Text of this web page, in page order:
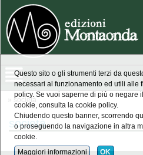
» società
società
Questo sito o gli strumenti terzi da
necessari al funzionamento ed utili alle
policy. Se vuoi saperne di più o negare
cookie, consulta la cookie policy.
Chiudendo questo banner, scorrendo
o proseguendo la navigazione in altra
cookie.
Maggiori informazioni OK